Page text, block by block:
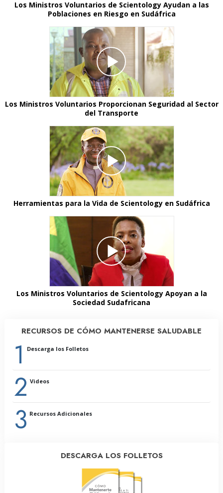
Los Ministros Voluntarios de Scientology Ayudan a las
Poblaciones en Riesgo en Sudáfrica
Los Ministros Voluntarios Proporcionan Seguridad al Sector
del Transporte
Herramientas para la Vida de Scientology en Sudáfrica
Los Ministros Voluntarios de Scientology Apoyan a la
Sociedad Sudafricana
RECURSOS DE CÓMO MANTENERSE SALUDABLE
1 Descarga los Folletos
2 Videos
3 Recursos Adicionales
DESCARGA LOS FOLLETOS